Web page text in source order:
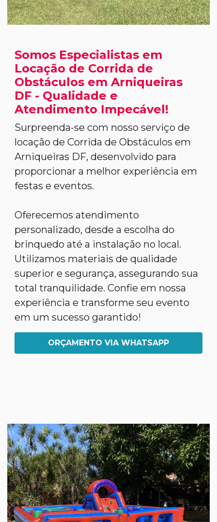
Somos Especialistas em
Locação de Corrida de
Obstáculos em Arniqueiras
DF - Qualidade e
Atendimento Impecável!
Surpreenda-se com nosso serviço de
locação de Corrida de Obstáculos em
Arniqueiras DF, desenvolvido para
proporcionar a melhor experiência em
festas e eventos.
Oferecemos atendimento
personalizado, desde a escolha do
brinquedo até a instalação no local.
Utilizamos materiais de qualidade
superior e segurança, assegurando sua
total tranquilidade. Confie em nossa
experiência e transforme seu evento
em um sucesso garantido!
ORÇAMENTO VIA WHATSAPP